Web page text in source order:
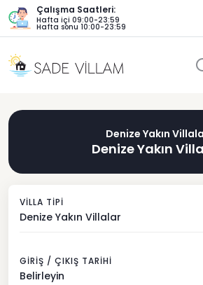
Çalışma Saatleri:
Hafta içi 09:00-23:59
Hafta sonu 10:00-23:59
Denize Yakın
Denize Yakın
VILLA TIPI
Denize Yakın Villalar
GIRIŞ / ÇIKIŞ TARIHI
Belirleyin